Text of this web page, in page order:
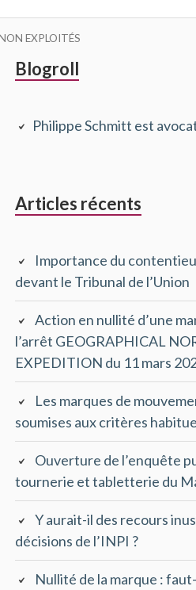
EXPLOITÉS
Barre
principale
Blogroll
Philippe Schmitt est
Articles récents
Importance du
devant le Tribunal de l’Union
Action en nullité d’une
l’arrêt GEOGRAPHICAL
EXPEDITION du 11 mars
Les marques de
soumises aux critères
Ouverture de l’enquête
tournerie et tabletterie du
Y aurait-il des recours
décisions de l’INPI ?
Nullité de la marque :